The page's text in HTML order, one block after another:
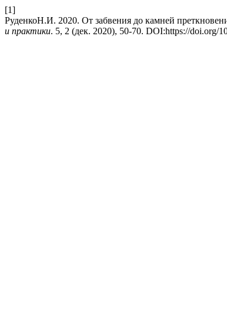
[1]
РуденкоН.И. 2020. От забвения до камней
и практики. 5, 2 (дек. 2020), 50-70. DOI:https://doi.org/